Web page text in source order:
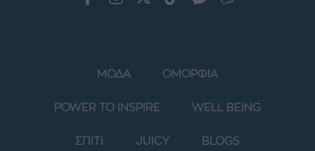
ΜΟΔΑ ΟΜΟΡΦΙΑ
POWER TO INSPIRE WELL BEING
ΣΠΙΤΙ JUICY BLOGS